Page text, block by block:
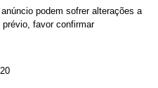
podem sofrer alterações a
favor confirmar⠀